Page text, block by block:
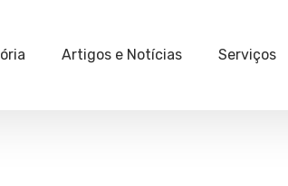
Artigos e Notícias Serviços